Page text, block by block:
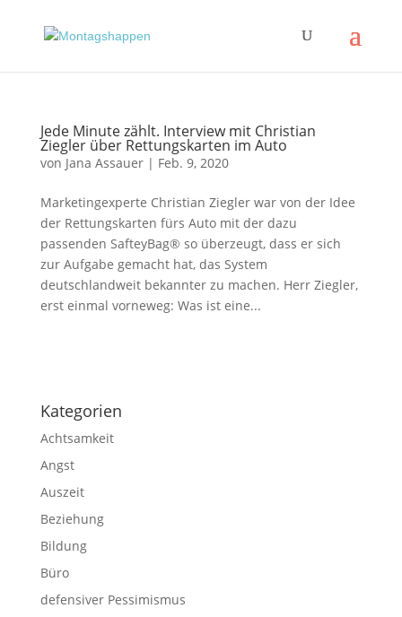
Jede Minute zählt. Interview mit Christian
Ziegler über Rettungskarten im Auto
von Jana Assauer| Feb. 9, 2020
Marketingexperte Christian Ziegler war von der Idee
der Rettungskarten fürs Auto mit der dazu
passenden SafteyBag® so überzeugt, dass er sich
zur Aufgabe gemacht hat, das System
deutschlandweit bekannter zu machen. Herr Ziegler,
erst einmal vorneweg: Was ist eine...
Kategorien
Achtsamkeit
Angst
Auszeit
Beziehung
Bildung
Büro
defensiver Pessimismus